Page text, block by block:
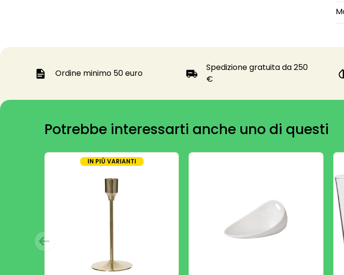
Ordine minimo 50 euro
Spedizione gratuita da 250
€
Potrebbe interessarti anche uno di questi
IN PIÙ VARIANTI